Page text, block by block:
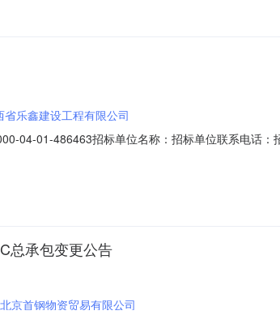
省乐鑫建设工程有限公司
04-01-486463招标单位名称：招标单位联系电话：
发区文昌大道以西，高新四路以南，高新五路以北
总承包变更公告
北京首钢物资贸易有限公司